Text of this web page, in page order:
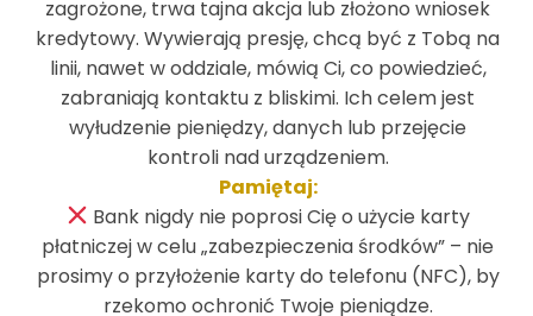
ul. Solankowa 11
88-100 Inowrocław
52 356 09 10
SWIFT GBWCPLPP
zagrożone, trwa tajna akcja lub złożono wniosek
kredytowy. Wywierają presję, chcą być z Tobą na
linii, nawet w oddziale, mówią Ci, co powiedzieć,
zabraniają kontaktu z bliskimi. Ich celem jest
wyłudzenie pieniędzy, danych lub przejęcie
kontroli nad urządzeniem.
Pamiętaj:
Bank nigdy nie poprosi Cię o użycie karty
płatniczej w celu „zabezpieczenia środków” – nie
prosimy o przyłożenie karty do telefonu (NFC), by
rzekomo ochronić Twoje pieniądze.